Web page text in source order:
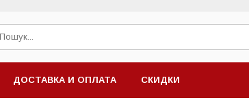
ДОСТАВКА И ОПЛАТА СКИДКИ